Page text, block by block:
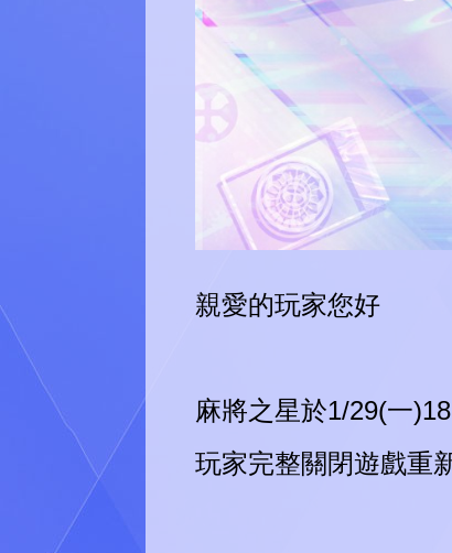
親愛的玩家您好
麻將之星於1/29(一
玩家完整關閉遊戲重